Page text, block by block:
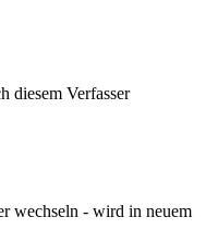
diesem Verfasser
wechseln - wird in neuem